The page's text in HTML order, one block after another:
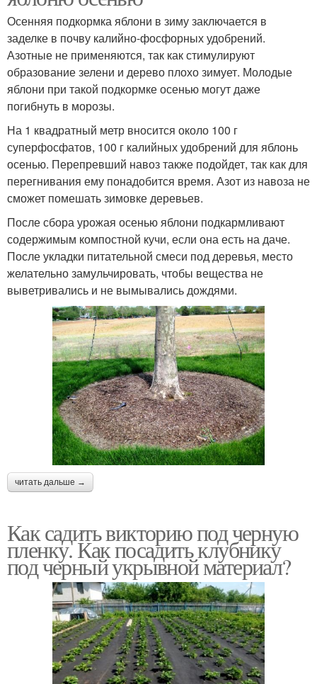
Осенняя подкормка яблони в зиму заключается в
заделке в почву калийно-фосфорных удобрений.
Азотные не применяются, так как стимулируют
образование зелени и дерево плохо зимует. Молодые
яблони при такой подкормке осенью могут даже
погибнуть в морозы.
На 1 квадратный метр вносится около 100 г
суперфосфатов, 100 г калийных удобрений для яблонь
осенью. Перепревший навоз также подойдет, так как для
перегнивания ему понадобится время. Азот из навоза не
сможет помешать зимовке деревьев.
После сбора урожая осенью яблони подкармливают
содержимым компостной кучи, если она есть на даче.
После укладки питательной смеси под деревья, место
желательно замульчировать, чтобы вещества не
выветривались и не вымывались дождями.
читать дальше →
Как садить викторию под черную
пленку. Как посадить клубнику
под черный укрывной материал?